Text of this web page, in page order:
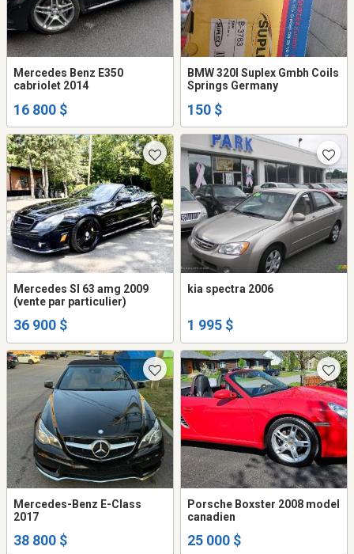
Mercedes Benz E350
cabriolet 2014
16 800 $
BMW 320I Suplex Gmbh Coils
Springs Germany
150 $
Mercedes Sl 63 amg 2009
(vente par particulier)
36 900 $
kia spectra 2006
1 995 $
Mercedes-Benz E-Class
2017
38 800 $
Porsche Boxster 2008 model
canadien
25 000 $